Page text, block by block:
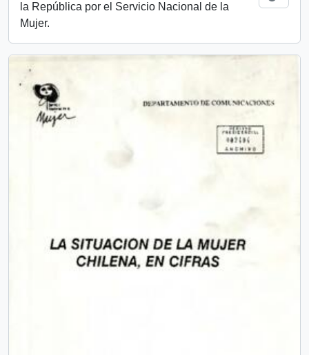
la República por el Servicio Nacional de la
Mujer.